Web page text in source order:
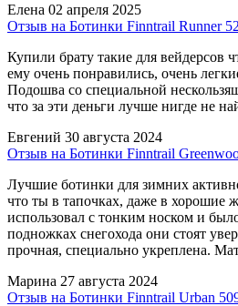
Елена 02 апреля 2025
Отзыв на Ботинки Finntrail Runner
Купили брату такие для вейдерсов
ему очень понравились, очень
Подошва со специальной
что за эти деньги лучше нигде не
Евгений 30 августа 2024
Отзыв на Ботинки Finntrail
Лучшие ботинки для зимних
что ты в тапочках, даже в хорошие
использовал с тонким носком и
подножках снегохода они стоят
прочная, специально укреплена.
Марина 27 августа 2024
Отзыв на Ботинки Finntrail Urban